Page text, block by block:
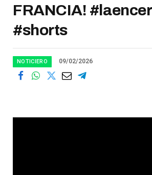
FRANCIA!
#shorts
NOTICIERO 09/02/2026